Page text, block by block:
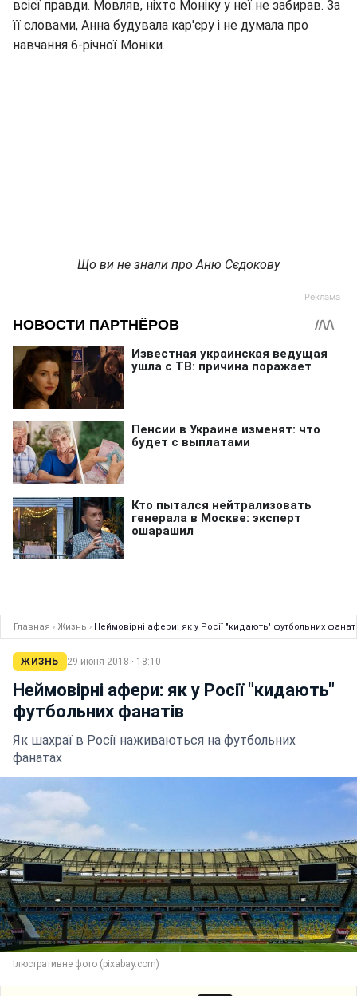
всієї правди. Мовляв, ніхто Моніку у неї не забирав. За
її словами, Анна будувала кар'єру і не думала про
навчання 6-річної Моніки.
Що ви не знали про Аню Сєдокову
Главная › Жизнь › Неймовірні афери: як у Росії "кидають" футбольних
ЖИЗНЬ 29 июня 2018 · 18:10
Неймовірні афери: як у Росії "кидають"
футбольних фанатів
Як шахраї в Росії наживаються на футбольних
фанатах
Ілюстративне фото (pixabay.com)